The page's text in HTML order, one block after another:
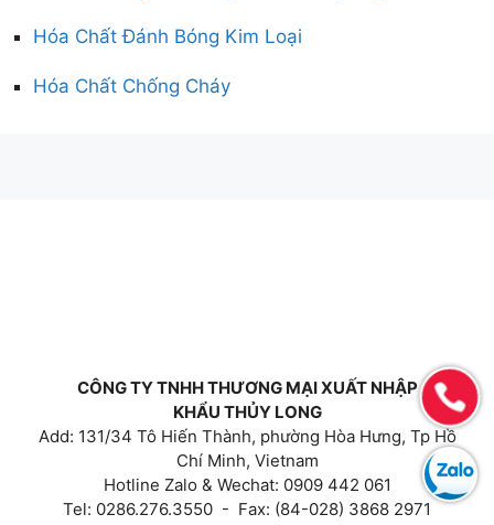
Hóa Chất Đánh Bóng Kim Loại
Hóa Chất Chống Cháy
CÔNG TY TNHH THƯƠNG MẠI XUẤT NHẬP
KHẨU THỦY LONG
Add: 131/34 Tô Hiến Thành, phường Hòa Hưng, Tp Hồ
Chí Minh, Vietnam
Hotline Zalo & Wechat: 0909 442 061
Tel: 0286.276.3550 - Fax: (84-028) 3868 2971